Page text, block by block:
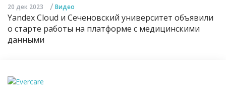
20 дек 2023 / Видео
Yandex Cloud и Сеченовский университет объявили
о старте работы на платформе с медицинскими
данными